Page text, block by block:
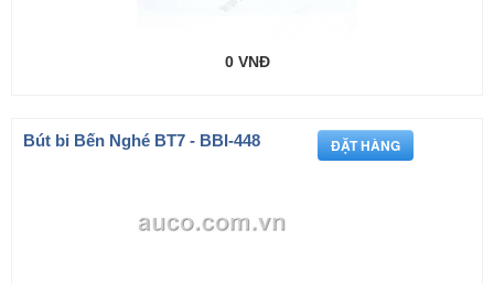
0 VNĐ
Bút bi Bến Nghé BT7 - BBI-448